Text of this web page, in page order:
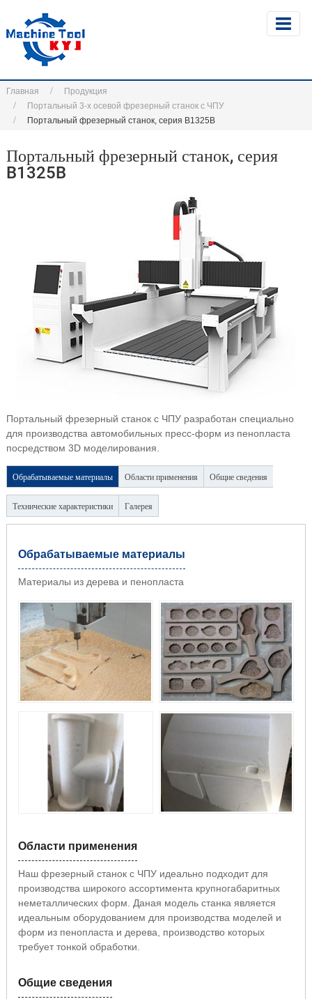
Главная
Продукция
Портальный 3-х осевой фрезерный станок с ЧПУ
Портальный фрезерный станок, серия B1325B
Портальный фрезерный станок, серия
B1325B
Портальный фрезерный станок с ЧПУ разработан специально
для производства автомобильных пресс-форм из пенопласта
посредством 3D моделирования.
Обрабатываемые материалы Области применения Общие сведения
Технические характеристики Галерея
Обрабатываемые материалы
Материалы из дерева и пенопласта
Области применения
Наш фрезерный станок с ЧПУ идеально подходит для
производства широкого ассортимента крупногабаритных
неметаллических форм. Даная модель станка является
идеальным оборудованием для производства моделей и
форм из пенопласта и дерева, производство которых
требует тонкой обработки.
Общие сведения